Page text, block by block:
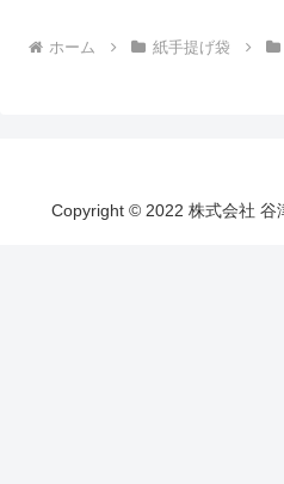
ホーム 紙手提げ袋
Copyright © 2022 株式会社 谷